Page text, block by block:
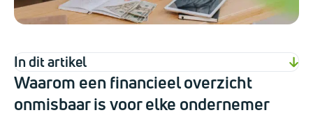
In dit artikel
Waarom een financieel overzicht
onmisbaar is voor elke ondernemer